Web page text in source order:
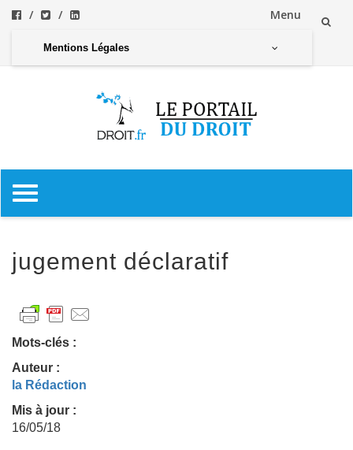
Menu
Mentions Légales
jugement déclaratif
Mots-clés :
Auteur :
la Rédaction
Mis à jour :
16/05/18